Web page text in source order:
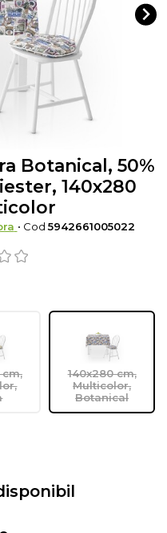
Botanical, 50%
140x280
• Cod5942661005022
cm,
140x280 cm,
Multicolor,
Botanical